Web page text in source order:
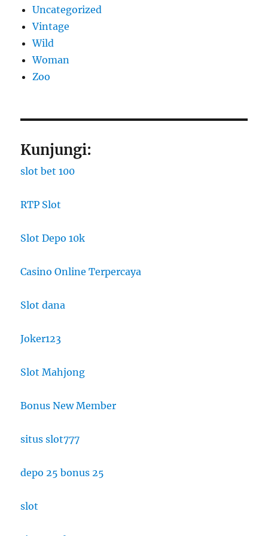
Uncategorized
Vintage
Wild
Woman
Zoo
Kunjungi:
slot bet 100
RTP Slot
Slot Depo 10k
Casino Online Terpercaya
Slot dana
Joker123
Slot Mahjong
Bonus New Member
situs slot777
depo 25 bonus 25
slot